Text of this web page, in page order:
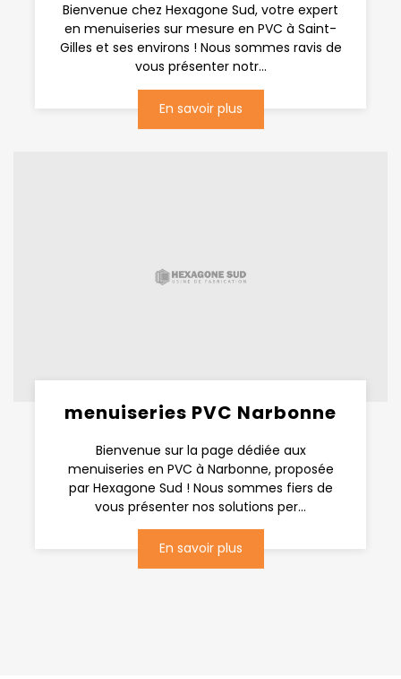
Bienvenue chez Hexagone Sud, votre expert
en menuiseries sur mesure en PVC à Saint-
Gilles et ses environs ! Nous sommes ravis de
vous présenter notr...
En savoir plus
menuiseries PVC Narbonne
Bienvenue sur la page dédiée aux
menuiseries en PVC à Narbonne, proposée
par Hexagone Sud ! Nous sommes fiers de
vous présenter nos solutions per...
En savoir plus